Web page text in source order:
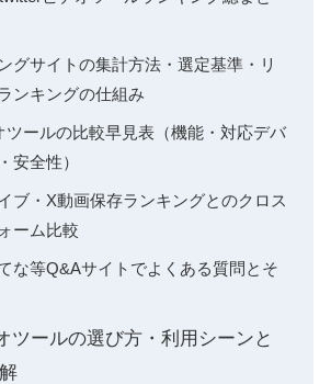
グサイトの集計方法・選定基準・リ
ンキングの仕組み
ツールの比較早見表（機能・対応デバ
安全性）
ブ・X動画保存ランキングとのクロス
ーム比較
な等Q&Aサイトでよくある質問とそ
ツールの選び方・利用シーンと